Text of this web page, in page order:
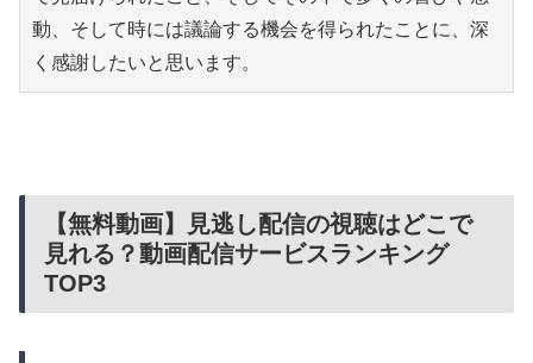
動、そして時には議論する機会を得られたことに、深
く感謝したいと思います。
【無料動画】見逃し配信の視聴はどこで
見れる？動画配信サービスランキング
TOP3